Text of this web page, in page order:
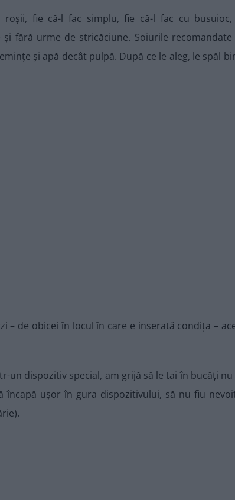
fie că-l fac simplu, fie că-l fac cu busuioc,
fără urme de stricăciune. Soiurile recomandate
și apă decât pulpă. După ce le aleg, le spăl
– de obicei în locul în care e inserată condița –
un dispozitiv special, am grijă să le tai în bucăți nu
încapă ușor în gura dispozitivului, să nu fiu